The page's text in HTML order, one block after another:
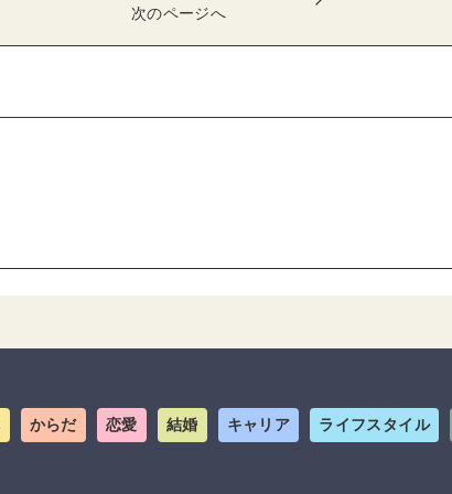
次のページへ
からだ 恋愛 結婚 キャリア ライフスタイル